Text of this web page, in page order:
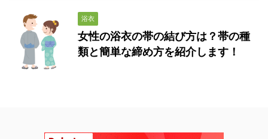
浴衣
女性の浴衣の帯の結び方は？帯の種
類と簡単な締め方を紹介します！